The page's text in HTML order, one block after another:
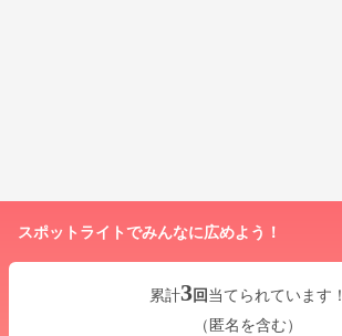
スポットライトでみんなに広めよう！
累計3回当てられています！
（匿名を含む）